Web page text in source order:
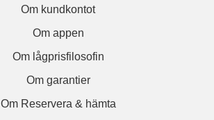
Om kundkontot
Om appen
Om lågprisfilosofin
Om garantier
Om Reservera & hämta